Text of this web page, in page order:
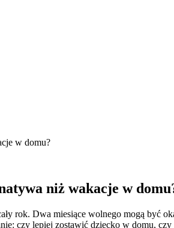
w domu?
niż wakacje w
rok. Dwa miesiące wolnego mogą być
czy lepiej zostawić dziecko w domu,